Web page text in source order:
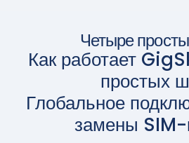
Четыре
Как работает
простых
Глобальное
замены SIM-